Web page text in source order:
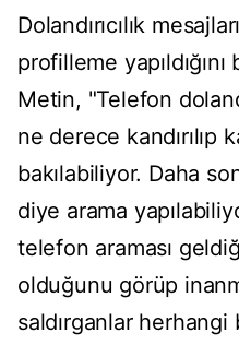
Dolandırıcılık
profilleme
Metin, "Telefon
ne derece kandırılıp
bakılabiliyor. Daha
diye arama
telefon araması
olduğunu görüp
saldırganlar herhangi